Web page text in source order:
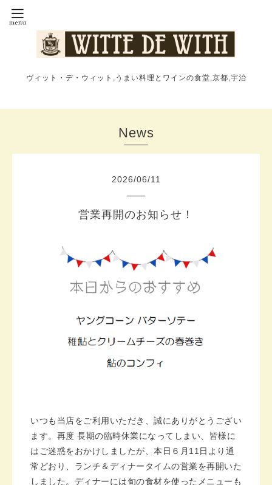
ヴィット・デ・ウィット,うまい料理とワインの食堂,京都,宇治
News
2026/06/11
営業再開のお知らせ！
いつも当店をご利用いただき、誠にありがとうござい
ます。再度 長期の臨時休業になってしまい、皆様に
はご迷惑をおかけしましたが、本日６月11日より通
常どおり、ランチ＆ディナータイムの営業を再開いた
しました。ディナーには旬の食材を使ったメニューも